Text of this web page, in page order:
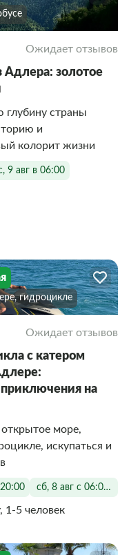
Ожидает отзывов
Адлера: золотое
глубину страны
и
колорит жизни
9 авг в 06:00
гидроцикле
Ожидает отзывов
с катером
на
море,
искупаться и
сб, 8 авг с 06:00 до
1-5 человек